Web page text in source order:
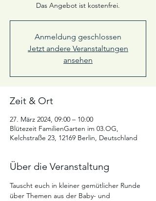
Das Angebot ist kostenfrei.
Anmeldung geschlossen
Jetzt andere Veranstaltungen
ansehen
Zeit & Ort
27. März 2024, 09:00 – 10:00
Blütezeit FamilienGarten im 03.OG,
Kelchstraße 23, 12169 Berlin, Deutschland
Über die Veranstaltung
Tauscht euch in kleiner gemütlicher Runde
über Themen aus der Baby- und